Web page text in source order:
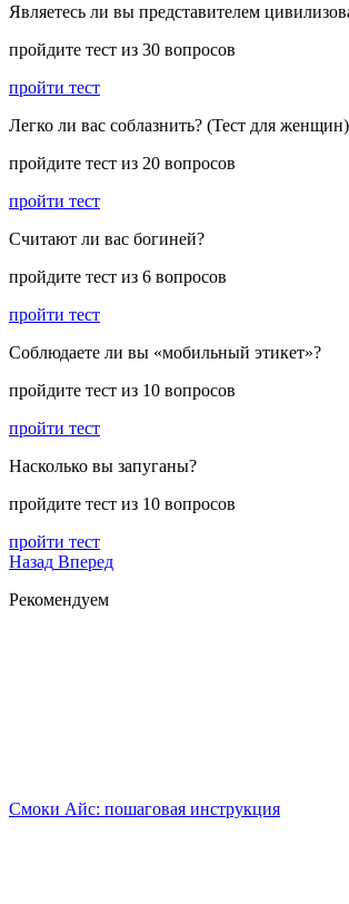
Являетесь ли вы представителем
пройдите тест из 30 вопросов
пройти тест
Легко ли вас соблазнить? (Тест для женщин)
пройдите тест из 20 вопросов
пройти тест
Считают ли вас богиней?
пройдите тест из 6 вопросов
пройти тест
Соблюдаете ли вы «мобильный этикет»?
пройдите тест из 10 вопросов
пройти тест
Насколько вы запуганы?
пройдите тест из 10 вопросов
пройти тест
Назад Вперед
Рекомендуем
Смоки Айс: пошаговая инструкция